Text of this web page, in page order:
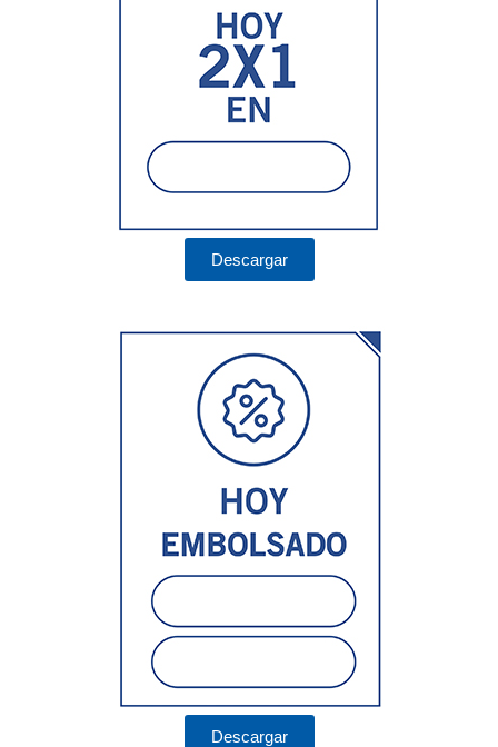
Descargar
Descargar